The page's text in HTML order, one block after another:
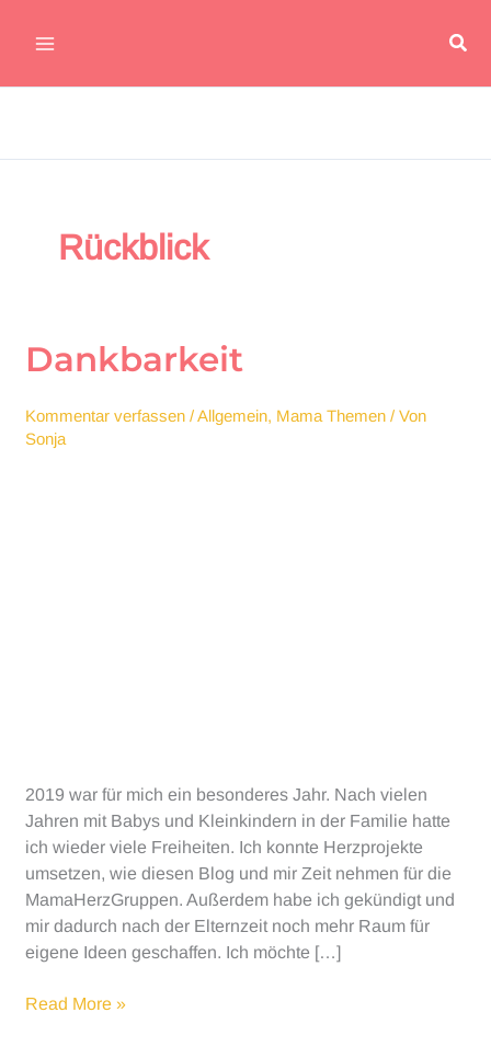
Inhalt
Rückblick
Dankbarkeit
Kommentar verfassen /Allgemein, Mama Themen / Von
Sonja
2019 war für mich ein besonderes Jahr. Nach vielen
Jahren mit Babys und Kleinkindern in der Familie hatte
ich wieder viele Freiheiten. Ich konnte Herzprojekte
umsetzen, wie diesen Blog und mir Zeit nehmen für die
MamaHerzGruppen. Außerdem habe ich gekündigt und
mir dadurch nach der Elternzeit noch mehr Raum für
eigene Ideen geschaffen. Ich möchte […]
Dankbarkeit
Read More »